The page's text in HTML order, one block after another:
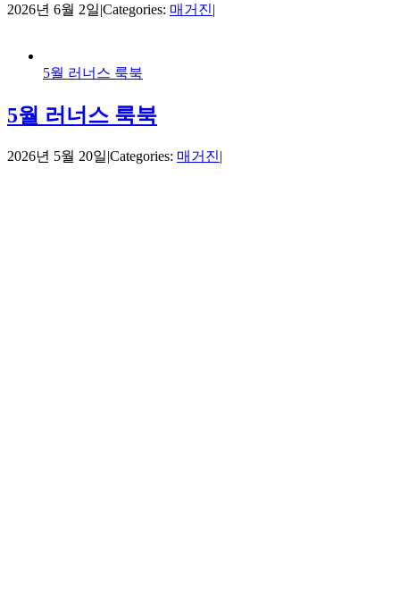
2026년 6월 2일|Categories: 매거진|
5월 러너스 룩북
5월 러너스 룩북
2026년 5월 20일|Categories: 매거진|